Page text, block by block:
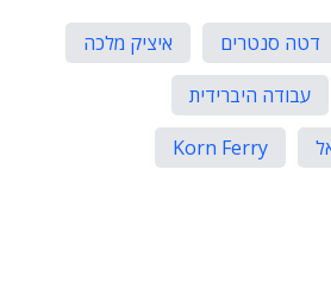
דטה סנטרים
איציק מלכה
עבודה היברידית
Korn Ferry